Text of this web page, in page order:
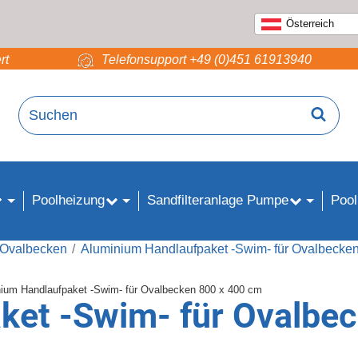
Österreich
Telefonsupport +49 (0)451 61913940
Poolheizung Sandfilteranlage Pumpe
Aluminium Handlaufpaket -Swim- für Ovalbecken
-Swim- für